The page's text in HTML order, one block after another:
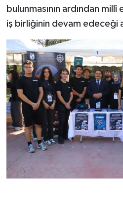
bulunmasının ardından
iş birliğinin devam edeceği